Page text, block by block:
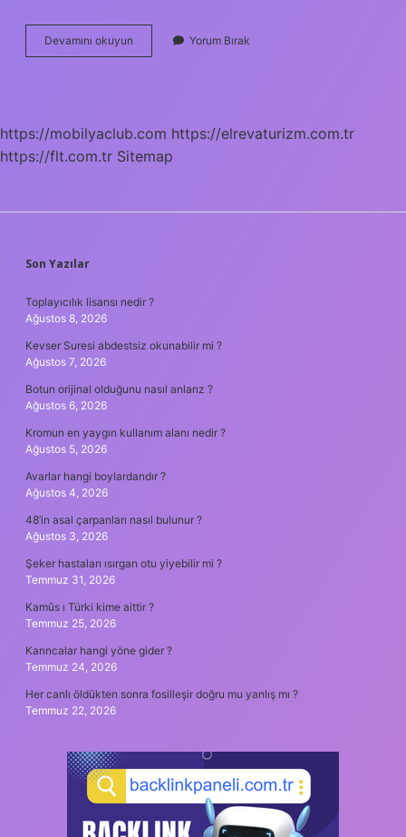
Devamını okuyun
Yıllık
Yorum Bırak
https://mobilyaclub.com https://elrevaturizm.com.tr
https://flt.com.tr Sitemap
SIDEBAR
Son Yazılar
Toplayıcılık lisansı nedir ?
Ağustos 8, 2026
Kevser Suresi abdestsiz okunabilir mi ?
Ağustos 7, 2026
Botun orijinal olduğunu nasıl anlarız ?
Ağustos 6, 2026
Kromun en yaygın kullanım alanı nedir ?
Ağustos 5, 2026
Avarlar hangi boylardandır ?
Ağustos 4, 2026
48’in asal çarpanları nasıl bulunur ?
Ağustos 3, 2026
Şeker hastaları ısırgan otu yiyebilir mi ?
Temmuz 31, 2026
Kamûs ı Türki kime aittir ?
Temmuz 25, 2026
Karıncalar hangi yöne gider ?
Temmuz 24, 2026
Her canlı öldükten sonra fosilleşir doğru mu yanlış mı ?
Temmuz 22, 2026